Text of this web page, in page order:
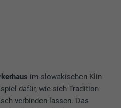
im slowakischen Klin
dafür, wie sich Tradition
verbinden lassen. Das